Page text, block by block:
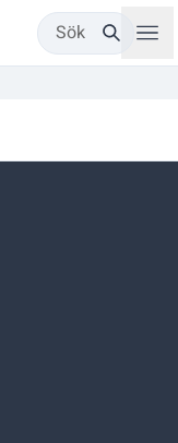
Sök